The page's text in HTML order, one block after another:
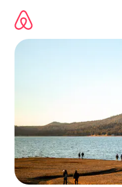
contenido